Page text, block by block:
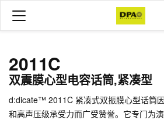
2011C
双震膜心型电容话筒,紧凑型
d:dicate™ 2011C 紧凑式双振膜心型话筒
和高声压级承受力而广受赞誉。它专门为